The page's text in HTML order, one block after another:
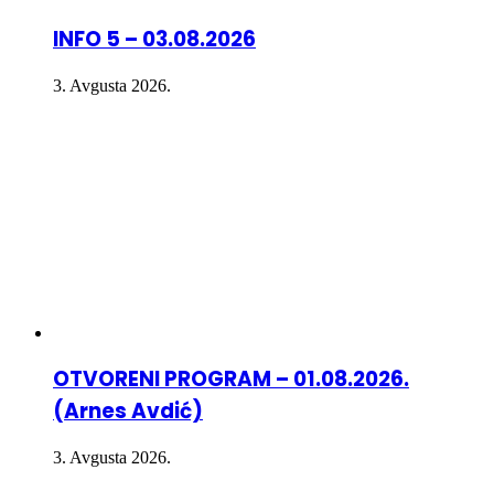
INFO 5 – 03.08.2026
3. Avgusta 2026.
OTVORENI PROGRAM – 01.08.2026.
(Arnes Avdić)
3. Avgusta 2026.